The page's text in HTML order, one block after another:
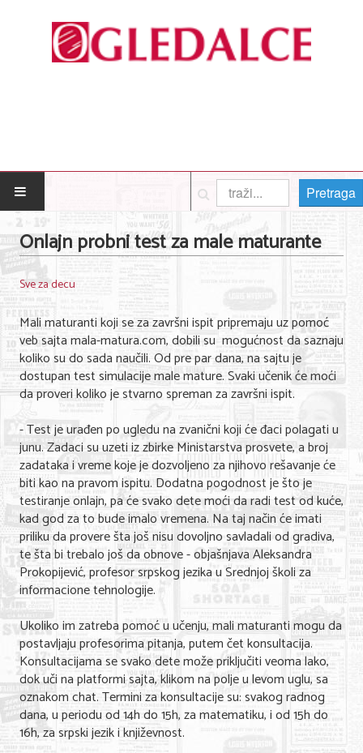
POČETNA
Posao
Nega lica i tela
Shopping
Sve za venčanje
Sve za decu
Gastronomija
Kuća i bašta
Zdravlje i medicina
Sport i rekreacija
Hobi i razonoda
ADRESAR
Posao
Usluge
Nega lica i tela
Pretraga
Onlajn probni test za male maturante
Sve za decu
Mali maturanti koji se za završni ispit pripremaju uz pomoć
veb sajta mala-matura.com, dobili su mogućnost da saznaju
koliko su do sada naučili. Od pre par dana, na sajtu je
dostupan test simulacije male mature. Svaki učenik će moći
da proveri koliko je stvarno spreman za završni ispit.
- Test je urađen po ugledu na zvanični koji će đaci polagati u
junu. Zadaci su uzeti iz zbirke Ministarstva prosvete, a broj
zadataka i vreme koje je dozvoljeno za njihovo rešavanje će
biti kao na pravom ispitu. Dodatna pogodnost je što je
testiranje onlajn, pa će svako dete moći da radi test od kuće,
kad god za to bude imalo vremena. Na taj način će imati
priliku da provere šta još nisu dovoljno savladali od gradiva,
te šta bi trebalo još da obnove - objašnjava Aleksandra
Prokopijević, profesor srpskog jezika u Srednjoj školi za
informacione tehnologije.
Ukoliko im zatreba pomoć u učenju, mali maturanti mogu da
postavljaju profesorima pitanja, putem čet konsultacija.
Konsultacijama se svako dete može priključiti veoma lako,
dok uči na platformi sajta, klikom na polje u levom uglu, sa
oznakom chat. Termini za konsultacije su: svakog radnog
dana, u periodu od 14h do 15h, za matematiku, i od 15h do
16h, za srpski jezik i književnost.